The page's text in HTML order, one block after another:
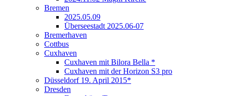
Bremen
2025.05.09
Überseestadt 2025.06-07
Bremerhaven
Cottbus
Cuxhaven
Cuxhaven mit Bilora Bella *
Cuxhaven mit der Horizon S3 pro
Düsseldorf 19. April 2015*
Dresden